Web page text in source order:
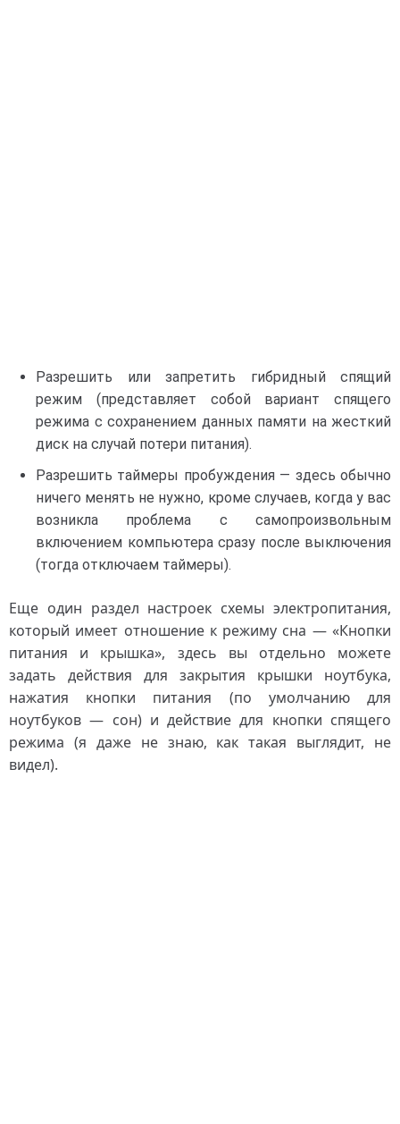
Разрешить или запретить гибридный спящий
режим (представляет собой вариант спящего
режима с сохранением данных памяти на жесткий
диск на случай потери питания).
Разрешить таймеры пробуждения — здесь обычно
ничего менять не нужно, кроме случаев, когда у вас
возникла проблема с самопроизвольным
включением компьютера сразу после выключения
(тогда отключаем таймеры).
Еще один раздел настроек схемы электропитания,
который имеет отношение к режиму сна — «Кнопки
питания и крышка», здесь вы отдельно можете
задать действия для закрытия крышки ноутбука,
нажатия кнопки питания (по умолчанию для
ноутбуков — сон) и действие для кнопки спящего
режима (я даже не знаю, как такая выглядит, не
видел).